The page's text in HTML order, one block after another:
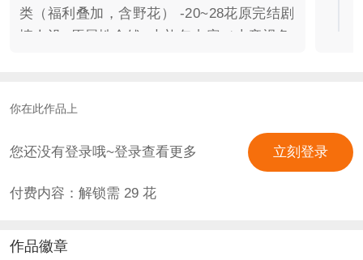
类（福利叠加，含野花） -20~28花原完结剧
情人设+原属性金钱+大礼包内容（上帝视角
+解锁授权妃立绘+自由切换新旧版本+额外
子）额外解锁人物番外+隐藏支线剧情+部分
妃子换装+男主大衣柜+额外第二页皇子界面
（18个皇子有立绘）。 -188花（400丸子）
+解锁【限定妃子】+解锁【更多宫殿】4宫
你在此作品上
您还没有登录哦~登录查看更多 立刻登录
付费内容：解锁需 29花
作品徽章